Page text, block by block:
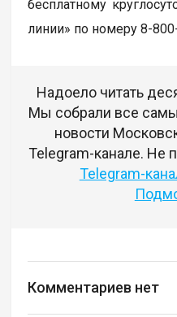
бесплатному
линии» по номеру 8-
Надоело читать
Мы собрали все
новости
Telegram-канале. Не
Telegram-
Комментариев нет